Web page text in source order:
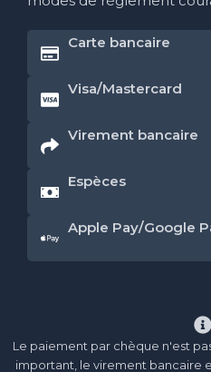
Carte bancaire
Visa/Mastercard
Virement bancaire
Espèces
Apple Pay/Google
Le paiement par chèque n'est
important, le virement bancaire